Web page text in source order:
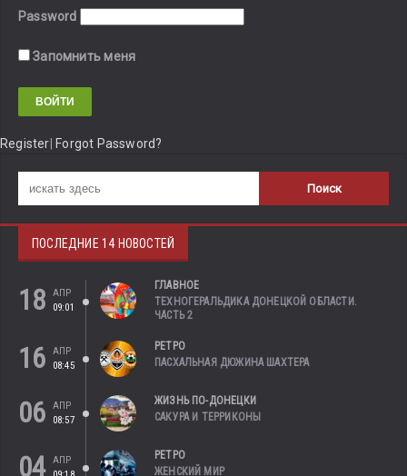
Password
Запомнить меня
Register Forgot Password?
ПОСЛЕДНИЕ 14 НОВОСТЕЙ
18
АПР
09:01
ГЛАВНОЕ
ТЕХНОГЕРАЛЬДИКА ДОНЕЦКОЙ ОБЛАСТИ.
ЧАСТЬ 2
16
АПР
08:45
РЕТРО
ПАСХАЛЬНАЯ ДЮЖИНА ШАХТЕРА
06
АПР
08:57
ЖИЗНЬ ПО-ДОНЕЦКИ
САКУРА И ТЕРРИКОНЫ
04 АПР
РЕТРО
ЖЕНСКИЙ МИР